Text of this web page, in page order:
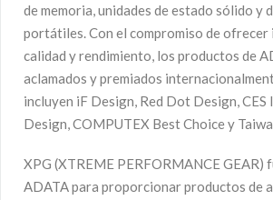
de memoria, unidades de estado sólido y
portátiles. Con el compromiso de ofrecer
calidad y rendimiento, los productos de
aclamados y premiados
incluyen iF Design, Red Dot Design,
Design, COMPUTEX Best Choice y
XPG (XTREME PERFORMANCE GEAR)
ADATA para proporcionar productos de